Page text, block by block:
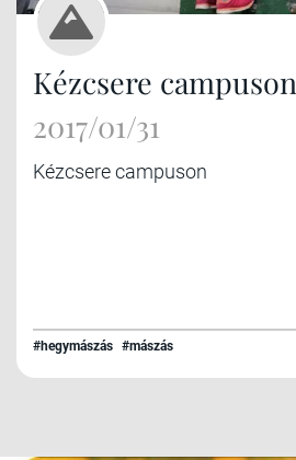
Kézcsere campuson
2017/01/31
Kézcsere campuson
#hegymászás #mászás